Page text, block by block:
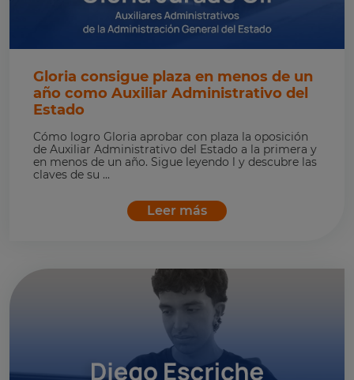
Gloria consigue plaza en menos de un
año como Auxiliar Administrativo del
Estado
Cómo logro Gloria aprobar con plaza la oposición
de Auxiliar Administrativo del Estado a la primera y
en menos de un año. Sigue leyendo l y descubre las
claves de su ...
Leer más